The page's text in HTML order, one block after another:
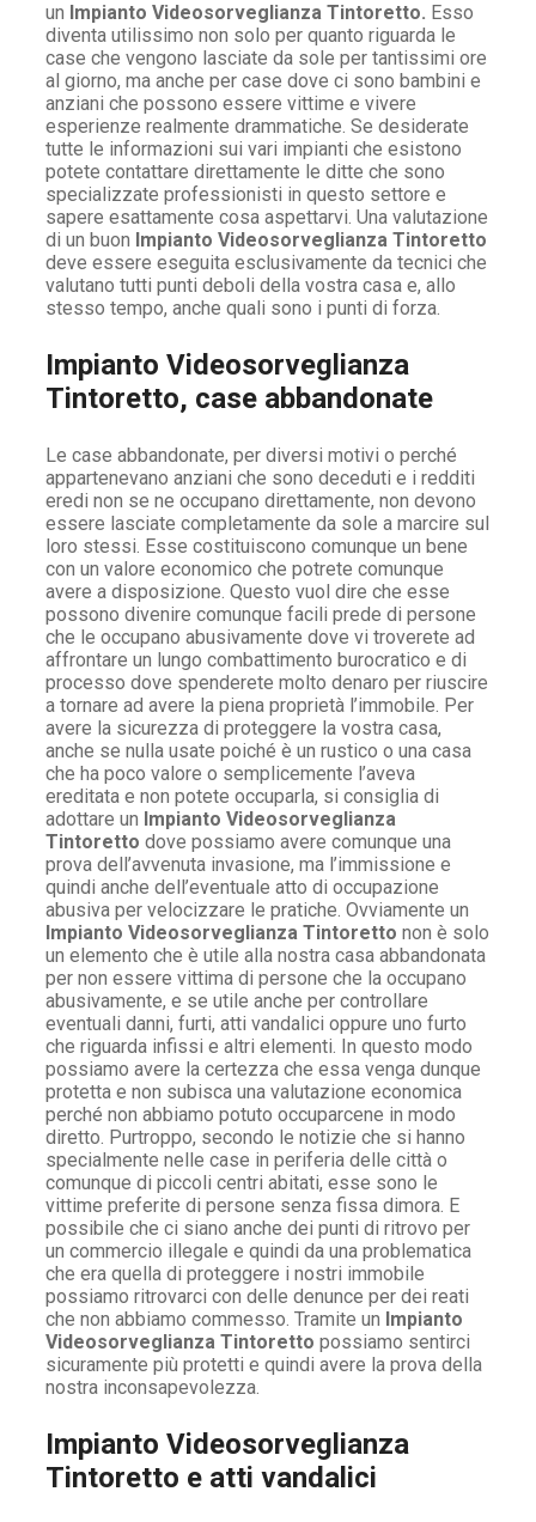
un Impianto Videosorveglianza Tintoretto. Esso
diventa utilissimo non solo per quanto riguarda le
case che vengono lasciate da sole per tantissimi ore
al giorno, ma anche per case dove ci sono bambini e
anziani che possono essere vittime e vivere
esperienze realmente drammatiche. Se desiderate
tutte le informazioni sui vari impianti che esistono
potete contattare direttamente le ditte che sono
specializzate professionisti in questo settore e
sapere esattamente cosa aspettarvi. Una valutazione
di un buon Impianto Videosorveglianza Tintoretto
deve essere eseguita esclusivamente da tecnici che
valutano tutti punti deboli della vostra casa e, allo
stesso tempo, anche quali sono i punti di forza.
Impianto Videosorveglianza
Tintoretto, case abbandonate
Le case abbandonate, per diversi motivi o perché
appartenevano anziani che sono deceduti e i redditi
eredi non se ne occupano direttamente, non devono
essere lasciate completamente da sole a marcire sul
loro stessi. Esse costituiscono comunque un bene
con un valore economico che potrete comunque
avere a disposizione. Questo vuol dire che esse
possono divenire comunque facili prede di persone
che le occupano abusivamente dove vi troverete ad
affrontare un lungo combattimento burocratico e di
processo dove spenderete molto denaro per riuscire
a tornare ad avere la piena proprietà l’immobile. Per
avere la sicurezza di proteggere la vostra casa,
anche se nulla usate poiché è un rustico o una casa
che ha poco valore o semplicemente l’aveva
ereditata e non potete occuparla, si consiglia di
adottare un Impianto Videosorveglianza
Tintoretto dove possiamo avere comunque una
prova dell’avvenuta invasione, ma l’immissione e
quindi anche dell’eventuale atto di occupazione
abusiva per velocizzare le pratiche. Ovviamente un
Impianto Videosorveglianza Tintoretto non è solo
un elemento che è utile alla nostra casa abbandonata
per non essere vittima di persone che la occupano
abusivamente, e se utile anche per controllare
eventuali danni, furti, atti vandalici oppure uno furto
che riguarda infissi e altri elementi. In questo modo
possiamo avere la certezza che essa venga dunque
protetta e non subisca una valutazione economica
perché non abbiamo potuto occuparcene in modo
diretto. Purtroppo, secondo le notizie che si hanno
specialmente nelle case in periferia delle città o
comunque di piccoli centri abitati, esse sono le
vittime preferite di persone senza fissa dimora. E
possibile che ci siano anche dei punti di ritrovo per
un commercio illegale e quindi da una problematica
che era quella di proteggere i nostri immobile
possiamo ritrovarci con delle denunce per dei reati
che non abbiamo commesso. Tramite un Impianto
Videosorveglianza Tintoretto possiamo sentirci
sicuramente più protetti e quindi avere la prova della
nostra inconsapevolezza.
Impianto Videosorveglianza
Tintoretto e atti vandalici